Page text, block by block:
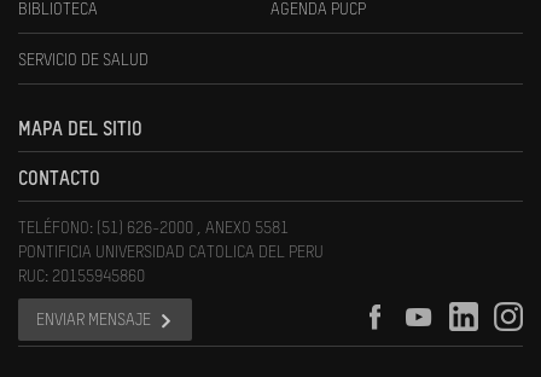
BIBLIOTECA AGENDA PUCP
SERVICIO DE SALUD
MAPA DEL SITIO
CONTACTO
TELÉFONO: (51) 626-2000 , ANEXO 5581
PONTIFICIA UNIVERSIDAD CATOLICA DEL PERU
RUC: 20155945860
ENVIAR MENSAJE